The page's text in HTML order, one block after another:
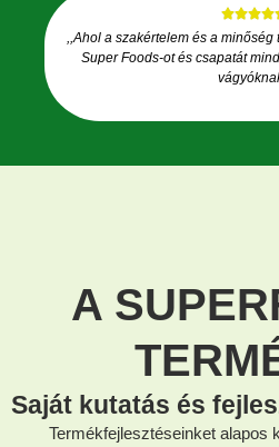
,,Ahol a szakértelem és a
Super Foods-ot és csapatát
A
Saját kutatás és
Termékfejlesztéseinket alapos